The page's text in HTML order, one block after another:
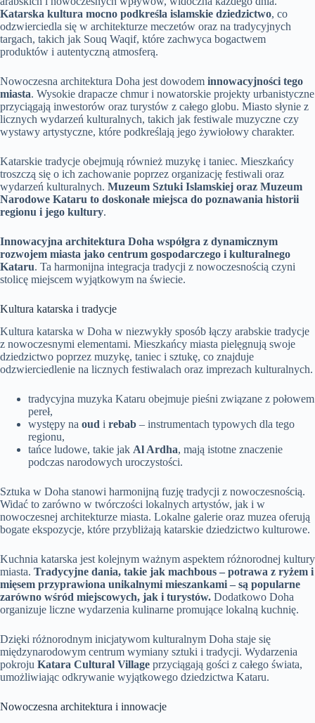
Katarska kultura mocno podkreśla islamskie dziedzictwo, co
odzwierciedla się w architekturze meczetów oraz na tradycyjnych
targach, takich jak Souq Waqif, które zachwyca bogactwem
produktów i autentyczną atmosferą.
Nowoczesna architektura Doha jest dowodem innowacyjności tego
miasta. Wysokie drapacze chmur i nowatorskie projekty urbanistyczne
przyciągają inwestorów oraz turystów z całego globu. Miasto słynie z
licznych wydarzeń kulturalnych, takich jak festiwale muzyczne czy
wystawy artystyczne, które podkreślają jego żywiołowy charakter.
Katarskie tradycje obejmują również muzykę i taniec. Mieszkańcy
troszczą się o ich zachowanie poprzez organizację festiwali oraz
wydarzeń kulturalnych. Muzeum Sztuki Islamskiej oraz Muzeum
Narodowe Kataru to doskonałe miejsca do poznawania historii
regionu i jego kultury.
Innowacyjna architektura Doha współgra z dynamicznym
rozwojem miasta jako centrum gospodarczego i kulturalnego
Kataru. Ta harmonijna integracja tradycji z nowoczesnością czyni
stolicę miejscem wyjątkowym na świecie.
Kultura katarska i tradycje
Kultura katarska w Doha w niezwykły sposób łączy arabskie tradycje
z nowoczesnymi elementami. Mieszkańcy miasta pielęgnują swoje
dziedzictwo poprzez muzykę, taniec i sztukę, co znajduje
odzwierciedlenie na licznych festiwalach oraz imprezach kulturalnych.
tradycyjna muzyka Kataru obejmuje pieśni związane z połowem
pereł,
występy na oud i rebab – instrumentach typowych dla tego
regionu,
tańce ludowe, takie jak Al Ardha, mają istotne znaczenie
podczas narodowych uroczystości.
Sztuka w Doha stanowi harmonijną fuzję tradycji z nowoczesnością.
Widać to zarówno w twórczości lokalnych artystów, jak i w
nowoczesnej architekturze miasta. Lokalne galerie oraz muzea oferują
bogate ekspozycje, które przybliżają katarskie dziedzictwo kulturowe.
Kuchnia katarska jest kolejnym ważnym aspektem różnorodnej kultury
miasta. Tradycyjne dania, takie jak machbous – potrawa z ryżem i
mięsem przyprawiona unikalnymi mieszankami – są popularne
zarówno wśród miejscowych, jak i turystów. Dodatkowo Doha
organizuje liczne wydarzenia kulinarne promujące lokalną kuchnię.
Dzięki różnorodnym inicjatywom kulturalnym Doha staje się
międzynarodowym centrum wymiany sztuki i tradycji. Wydarzenia
pokroju Katara Cultural Village przyciągają gości z całego świata,
umożliwiając odkrywanie wyjątkowego dziedzictwa Kataru.
Nowoczesna architektura i innowacje